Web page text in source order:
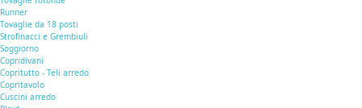
Runner
Tovaglie da 18 posti
Strofinacci e Grembiuli
Soggiorno
Copridivani
Copritutto - Teli arredo
Copritavolo
Cuscini arredo